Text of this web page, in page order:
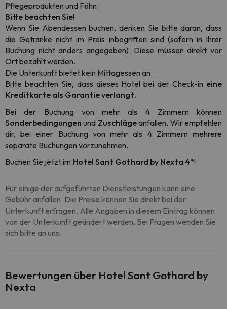
Pflegeprodukten und Föhn.
Bitte beachten Sie!
Wenn Sie Abendessen buchen, denken Sie bitte daran, dass
die Getränke nicht im Preis inbegriffen sind (sofern in Ihrer
Buchung nicht anders angegeben). Diese müssen direkt vor
Ort bezahlt werden.
Die Unterkunft bietet kein Mittagessen an.
Bitte beachten Sie, dass dieses Hotel bei der Check-in eine
Kreditkarte als Garantie verlangt.
Bei der Buchung von mehr als 4 Zimmern können
Sonderbedingungen und Zuschlägeanfallen. Wir empfehlen
dir, bei einer Buchung von mehr als 4 Zimmern mehrere
separate Buchungen vorzunehmen.
Buchen Sie jetzt im Hotel Sant Gothard by Nexta 4*!
Für einige der aufgeführten Dienstleistungen kann eine
Gebühr anfallen. Die Preise können Sie direkt bei der
Unterkunft erfragen. Alle Angaben in diesem Eintrag können
von der Unterkunft geändert werden. Bei Fragen wenden Sie
sich bitte an uns.
Bewertungen über Hotel Sant Gothard by
Nexta